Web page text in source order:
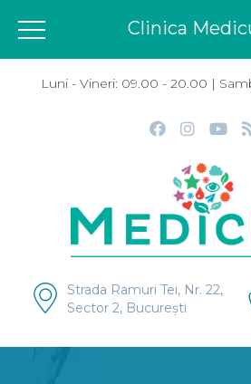
Luni - Vineri: 09.00 - 20.00 |
Strada Ramuri Tei, Nr. 22,
Sector 2, București
Clinica